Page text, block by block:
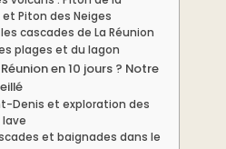
Piton des Neiges
cascades de La Réunion
plages et du lagon
en 10 jours ? Notre
Denis et exploration des
et baignades dans le